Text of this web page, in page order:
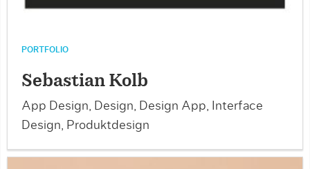
PORTFOLIO
Sebastian Kolb
App Design, Design, Design App, Interface
Design, Produktdesign